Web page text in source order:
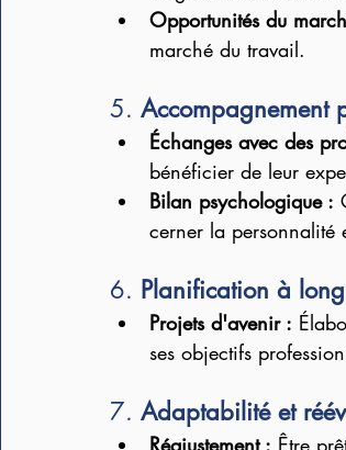
Opportunités du
marché du travail.
5. Accompagnement
Échanges avec des
bénéficier de leur
Bilan psychologique :
cerner la personnalité
6. Planification à
Projets d'avenir :
ses objectifs
7. Adaptabilité et